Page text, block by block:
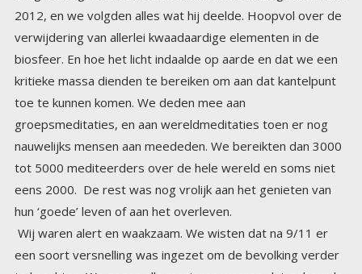
hun ‘goede’ leven of aan het overleven.
Wij waren alert en waakzaam. We wisten dat na 9/11 er
een soort versnelling was ingezet om de bevolking verder
te knechten. We zagen alle manieren waarop dat gebeurde,
de valse vlag operaties in allerlei steden. Denk je nog
steeds dat die ‘aanslagen’ in Nice, Berlijn, Apeldoorn, Parijs,
en ga zo maar door, echte aanslagen waren? Denk dan nog